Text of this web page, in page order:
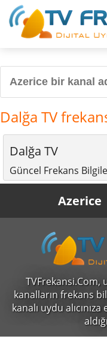
Dalğa TV
Dalğa TV
Güncel Frekans
Azerice
TVFrekansi.Com,
kanalların frekans
kanalı uydu